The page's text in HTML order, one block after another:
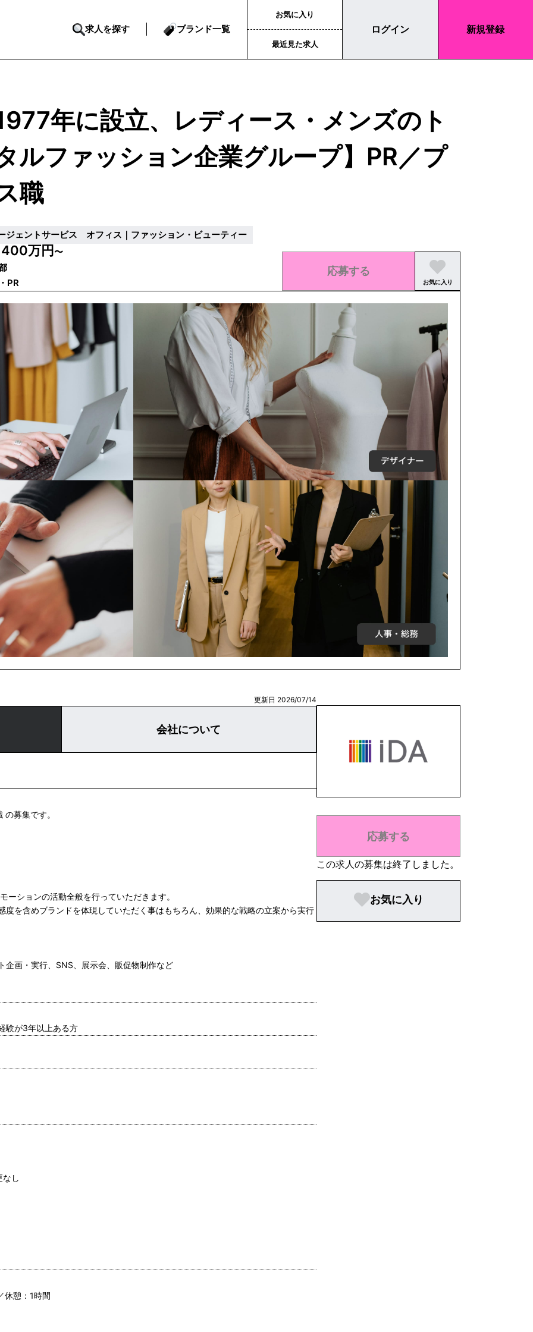
求人を探す ブランド一覧
お気に入り
最近見た求人
ログイン 新規登録
年に設立、レディース・メンズのト
ルファッション企業グループ】PR／プ
職
ジェントサービス オフィス｜ファッション・ビューティー
400万円〜
PR
応募する
お気に入り
更新日 2026/07/14
会社について
募集です。
ーションの活動全般を行っていただきます。
度を含めブランドを体現していただく事はもちろん、効果的な戦略の立案から実行
企画・実行、SNS、展示会、販促物制作など
験が3年以上ある方
し
憩：1時間
応募する
この求人の募集は終了しました。
お気に入り